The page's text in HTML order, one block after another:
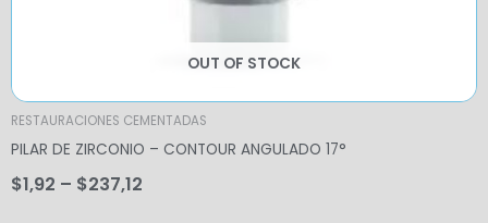
OUT OF STOCK
RESTAURACIONES CEMENTADAS
PILAR DE ZIRCONIO – CONTOUR ANGULADO 17°
$1,92 – $237,12